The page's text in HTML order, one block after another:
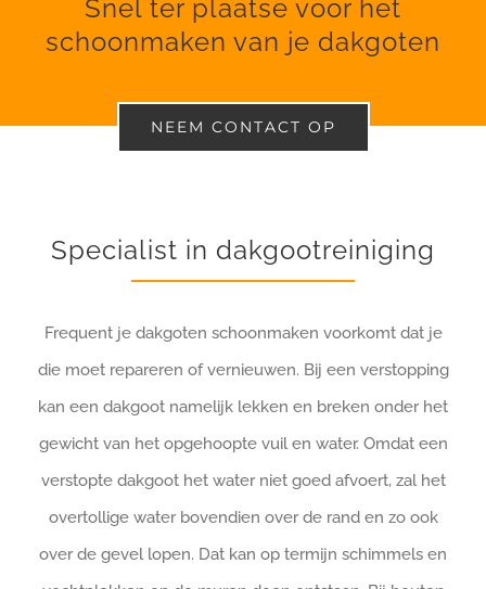
Snel ter plaatse voor het
schoonmaken van je dakgoten
NEEM CONTACT OP
Specialist in dakgootreiniging
Frequent je dakgoten schoonmaken voorkomt dat je
die moet repareren of vernieuwen. Bij een verstopping
kan een dakgoot namelijk lekken en breken onder het
gewicht van het opgehoopte vuil en water. Omdat een
verstopte dakgoot het water niet goed afvoert, zal het
overtollige water bovendien over de rand en zo ook
over de gevel lopen. Dat kan op termijn schimmels en